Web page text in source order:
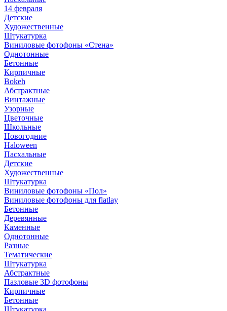
14 февраля
Детские
Художественные
Штукатурка
Виниловые фотофоны «Стена»
Однотонные
Бетонные
Кирпичные
Bokeh
Абстрактные
Винтажные
Узорные
Цветочные
Школьные
Новогодние
Haloween
Пасхальные
Детские
Художественные
Штукатурка
Виниловые фотофоны «Пол»
Виниловые фотофоны для flatlay
Бетонные
Деревянные
Каменные
Однотонные
Разные
Тематические
Штукатурка
Абстрактные
Пазловые 3D фотофоны
Кирпичные
Бетонные